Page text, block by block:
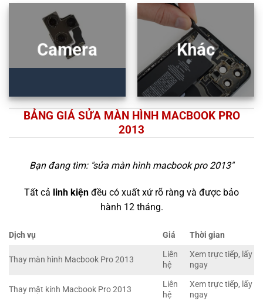
Camera Khác
BẢNG GIÁ SỬA MÀN HÌNH MACBOOK PRO
2013
Bạn đang tìm: "sửa màn hình macbook pro 2013"
Tất cả linh kiện đều có xuất xứ rõ ràng và được bảo
hành 12 tháng.
Dịch vụ Giá Thời gian
Thay màn hình Macbook Pro 2013
Liên
hệ
Xem trực tiếp, lấy
ngay
Thay mặt kính Macbook Pro 2013
Liên
hệ
Xem trực tiếp, lấy
ngay